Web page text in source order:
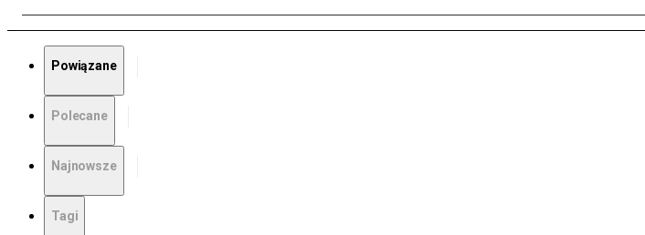
Powiązane
Polecane
Najnowsze
Tagi